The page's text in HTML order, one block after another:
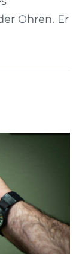
Ohren. Er